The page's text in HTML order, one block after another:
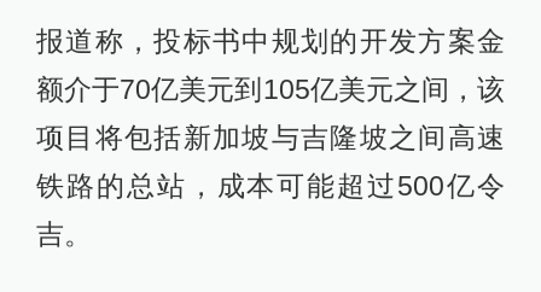
报道称，投标书中规划的开发方案金
额介于70亿美元到105亿美元之间，该
项目将包括新加坡与吉隆坡之间高速
铁路的总站，成本可能超过500亿令
吉。